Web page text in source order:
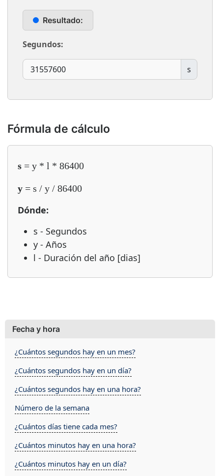
Resultado:
Segundos:
s
Fórmula de cálculo
s = y * l * 86400
y = s / y / 86400
Dónde:
s - Segundos
y - Años
l - Duración del año [dias]
Fecha y hora
¿Cuántos segundos hay en un mes?
¿Cuántos segundos hay en un día?
¿Cuántos segundos hay en una hora?
Número de la semana
¿Cuántos días tiene cada mes?
¿Cuántos minutos hay en una hora?
¿Cuántos minutos hay en un día?